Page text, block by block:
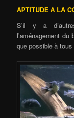
APTITUDE A LA
S’il y a
l’aménagement
que possible à